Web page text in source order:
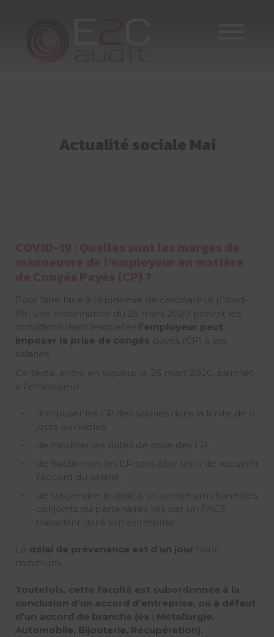
Actualité sociale Mai
Pour faire face à l’épidémie de coronavirus (Covid-
19), une ordonnance du 25 mars 2020 prévoit les
conditions dans lesquelles l’employeur peut
imposer la prise de congés payés (CP) à ses
salariés.
Ce texte, entré en vigueur le 26 mars 2020, permet
à l’employeur :
d’imposer les CP des salariés dans la limite de 6
jours ouvrables,
de modifier les dates de prise des CP,
de fractionner les CP sans être tenu de recueillir
l’accord du salarié,
de suspendre le droit à un congé simultané des
conjoints ou partenaires liés par un PACS
travaillant dans son entreprise.
Le délai de prévenance est d’un jour franc
minimum.
Toutefois, cette faculté est subordonnée à la
conclusion d’un accord d’entreprise, ou à défaut
d’un accord de branche (ex : Métallurgie,
Automobile, Bijouterie, Récupération).